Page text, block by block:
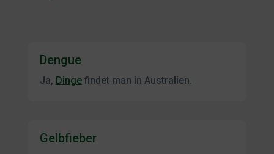
Dengue
Ja, Dingefindet man in Australien.
Gelbfieber